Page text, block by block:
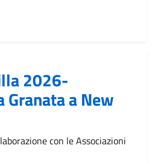
2026-
Granata a New
con le Associazioni